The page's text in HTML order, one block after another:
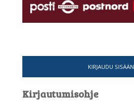
KIRJAUDU SISÄÄN
Kirjautumisohje